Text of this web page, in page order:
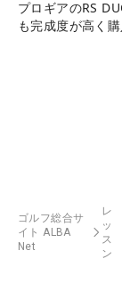
プロギアのRS
も完成度が高く購
ゴルフ総合サ
イト ALBA
Net
レ
ッ
ス
ン